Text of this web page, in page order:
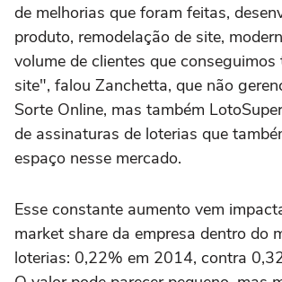
de melhorias que foram feitas,
produto, remodelação de site,
volume de clientes que
site", falou Zanchetta, que não
Sorte Online, mas também
de assinaturas de loterias que
espaço nesse mercado.
Esse constante aumento vem
market share da empresa dentro do
loterias: 0,22% em 2014, contra